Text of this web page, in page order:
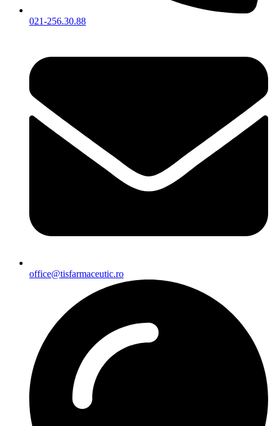
021-256.30.88
office@tisfarmaceutic.ro